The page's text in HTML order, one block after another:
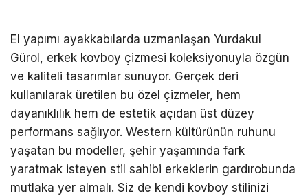
El yapımı ayakkabılarda uzmanlaşan Yurdakul
Gürol, erkek kovboy çizmesi koleksiyonuyla özgün
ve kaliteli tasarımlar sunuyor. Gerçek deri
kullanılarak üretilen bu özel çizmeler, hem
dayanıklılık hem de estetik açıdan üst düzey
performans sağlıyor. Western kültürünün ruhunu
yaşatan bu modeller, şehir yaşamında fark
yaratmak isteyen stil sahibi erkeklerin gardırobunda
mutlaka yer almalı. Siz de kendi kovboy stilinizi